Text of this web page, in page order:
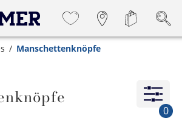
Manschettenknöpfe
0